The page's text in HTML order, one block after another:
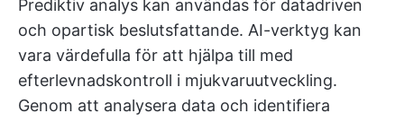
Prediktiv analys kan användas för datadriven
och opartisk beslutsfattande. AI-verktyg kan
vara värdefulla för att hjälpa till med
efterlevnadskontroll i mjukvaruutveckling.
Genom att analysera data och identifiera